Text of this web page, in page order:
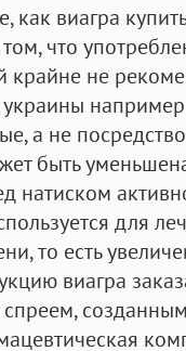
как виагра
что
не
а не
быть
натиском
для
то есть
виагра